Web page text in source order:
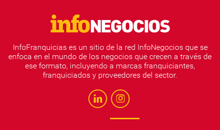
InfoFranquicias es un sitio de la red InfoNegocios que se
enfoca en el mundo de los negocios que crecen a través de
ese formato, incluyendo a marcas franquiciantes,
franquiciados y proveedores del sector.